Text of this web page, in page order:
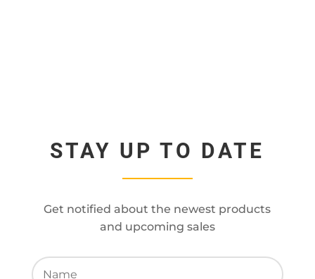
STAY UP TO DATE
Get notified about the newest products
and upcoming sales